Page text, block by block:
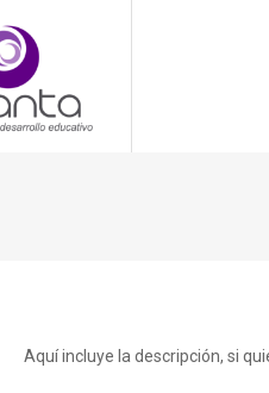
Aquí incluye la descripción, si